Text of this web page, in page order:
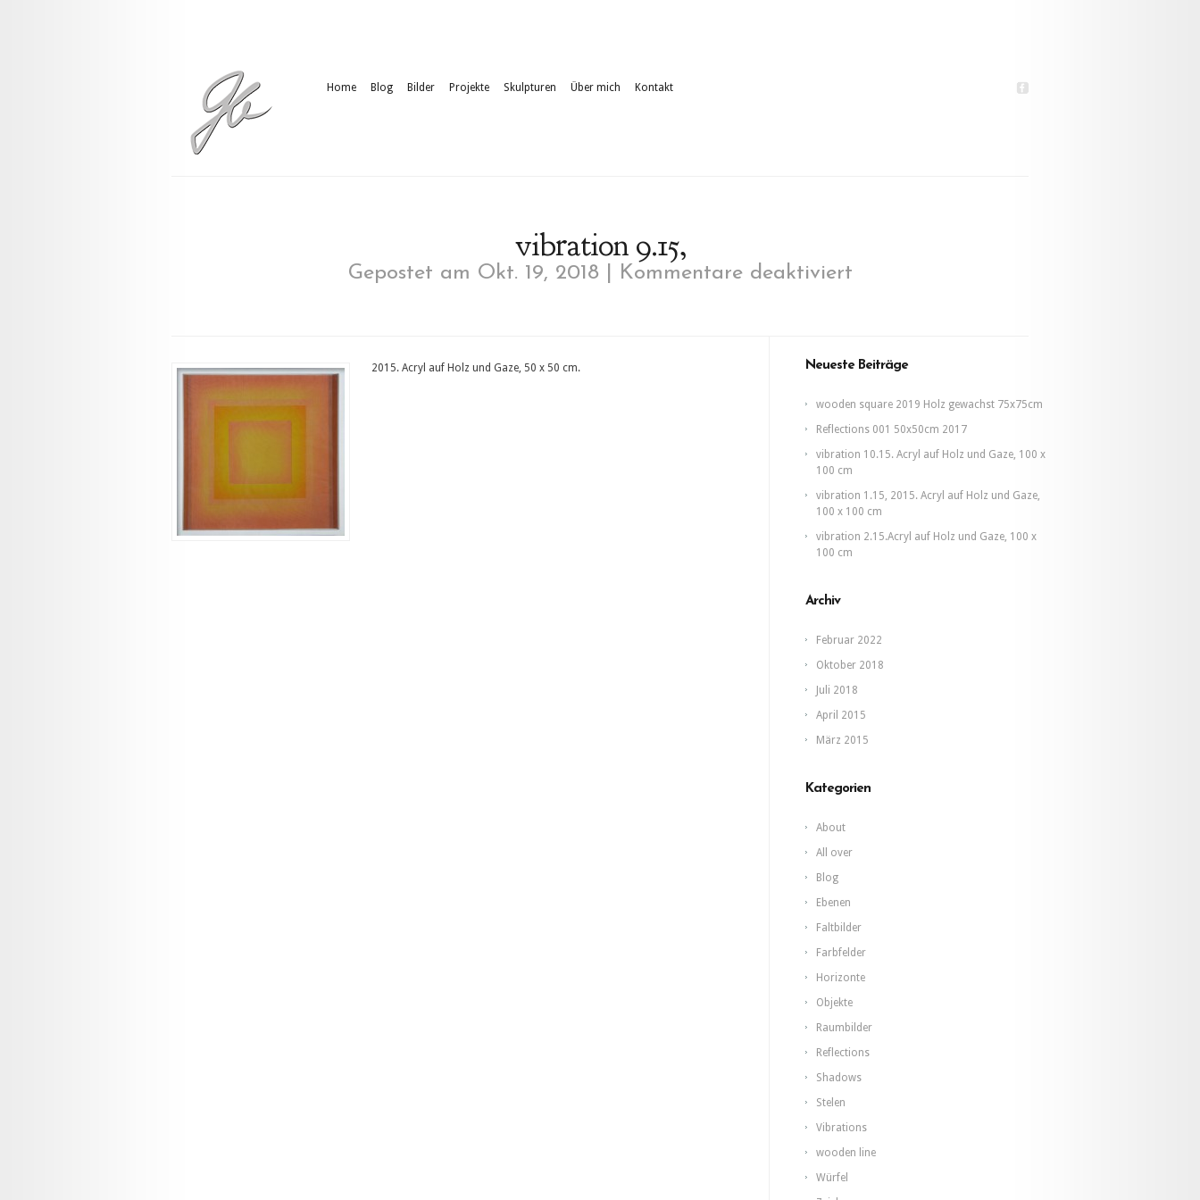
Home Blog Bilder Projekte Skulpturen Über mich Kontakt
vibration 9.15,
Gepostet am Okt. 19, 2018 | Kommentare deaktiviertfür
2015. Acryl auf Holz und Gaze, 50 x 50 cm. Neueste Beiträge
wooden square 2019 Holz gewachst 75x75cm
Reflections 001 50x50cm 2017
vibration 10.15. Acryl auf Holz und Gaze, 100 x
100 cm
vibration 1.15, 2015. Acryl auf Holz und Gaze,
100 x 100 cm
vibration 2.15.Acryl auf Holz und Gaze, 100 x
100 cm
Archiv
Februar 2022
Oktober 2018
Juli 2018
April 2015
März 2015
Kategorien
About
All over
Blog
Ebenen
Faltbilder
Farbfelder
Horizonte
Objekte
Raumbilder
Reflections
Shadows
Stelen
Vibrations
wooden line
Würfel